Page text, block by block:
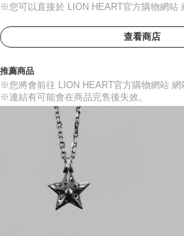
※您可以直接於 LION HEART官方購物網站
查看商店
推薦商品
※您將會前往 LION HEART官方購物網站 網
※連結有可能會在商品完售後失效。